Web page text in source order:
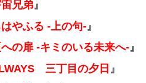
兄弟』
やふる -上の句-』
の扉 -キミのいる未来へ-』
三丁目の夕日 』